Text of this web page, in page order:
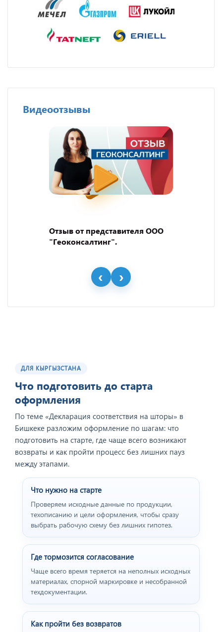
Видеоотзывы
Отзыв от представителя ООО
"Геоконсалтинг".
ДЛЯ КЫРГЫЗСТАНА
Что подготовить до старта
оформления
По теме «Декларация соответствия на шторы» в
Бишкеке разложим оформление по шагам: что
подготовить на старте, где чаще всего возникают
возвраты и как пройти процесс без лишних пауз
между этапами.
Что нужно на старте
Проверяем исходные данные по продукции,
техописанию и цели оформления, чтобы сразу
выбрать рабочую схему без лишних гипотез.
Где тормозится согласование
Чаще всего время теряется на неполных исходных
материалах, спорной маркировке и несобранной
техдокументации.
Как пройти без возвратов